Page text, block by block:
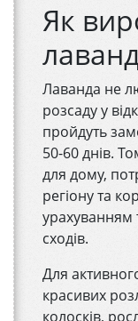
Як
Лаванда не
розсаду у
пройдуть
50-60 днів.
для дому,
регіону та
урахуванням
сходів.
Для
красивих
колосків,